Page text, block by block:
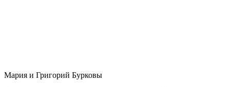
Мария и Григорий Бурковы